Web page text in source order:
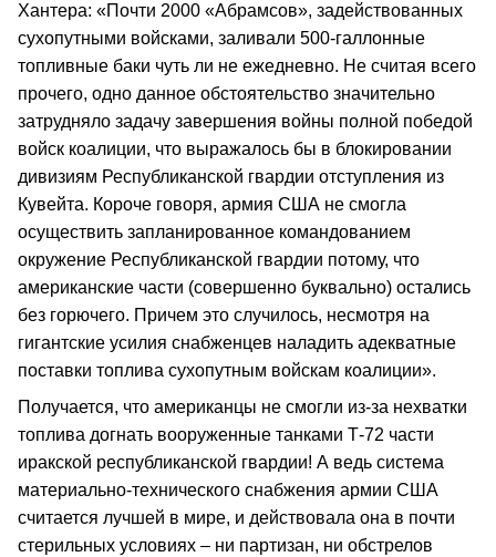
Хантера: «Почти 2000 «Абрамсов», задействованных
сухопутными войсками, заливали 500-галлонные
топливные баки чуть ли не ежедневно. Не считая всего
прочего, одно данное обстоятельство значительно
затрудняло задачу завершения войны полной победой
войск коалиции, что выражалось бы в блокировании
дивизиям Республиканской гвардии отступления из
Кувейта. Короче говоря, армия США не смогла
осуществить запланированное командованием
окружение Республиканской гвардии потому, что
американские части (совершенно буквально) остались
без горючего. Причем это случилось, несмотря на
гигантские усилия снабженцев наладить адекватные
поставки топлива сухопутным войскам коалиции».
Получается, что американцы не смогли из-за нехватки
топлива догнать вооруженные танками Т-72 части
иракской республиканской гвардии! А ведь система
материально-технического снабжения армии США
считается лучшей в мире, и действовала она в почти
стерильных условиях – ни партизан, ни обстрелов